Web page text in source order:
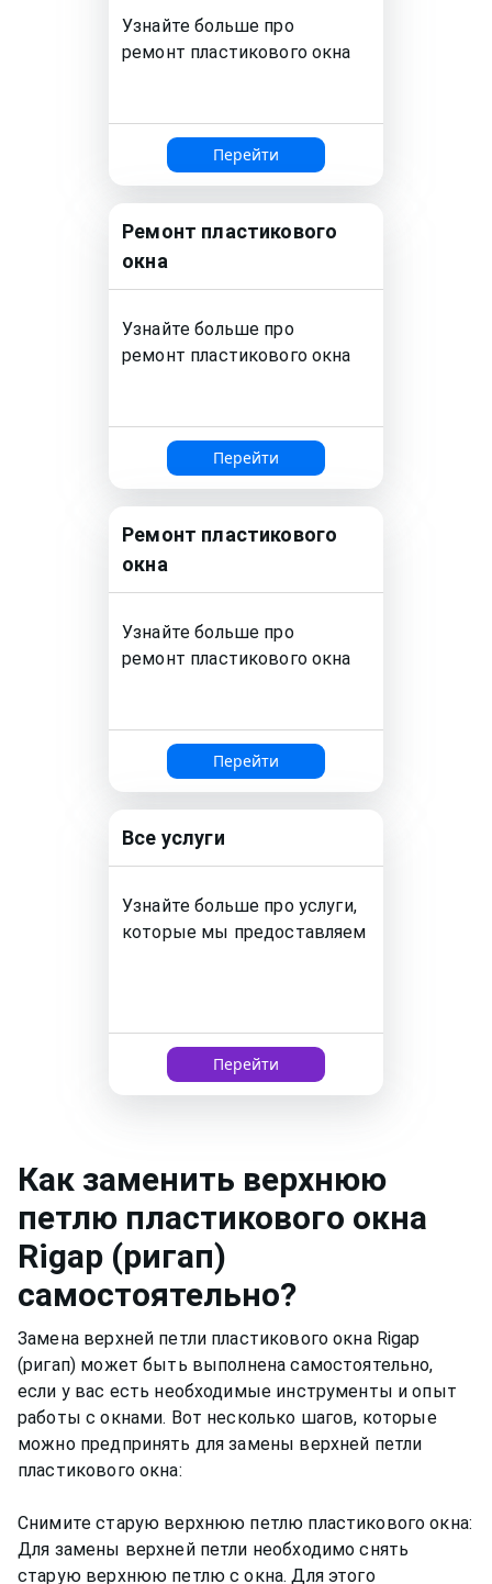
Узнайте больше про
ремонт пластикового окна
Перейти
Ремонт пластикового
окна
Узнайте больше про
ремонт пластикового окна
Перейти
Ремонт пластикового
окна
Узнайте больше про
ремонт пластикового окна
Перейти
Все услуги
Узнайте больше про услуги,
которые мы предоставляем
Перейти
Как заменить верхнюю
петлю пластикового окна
Rigap (ригап)
самостоятельно?
Замена верхней петли пластикового окна Rigap
(ригап) может быть выполнена самостоятельно,
если у вас есть необходимые инструменты и опыт
работы с окнами. Вот несколько шагов, которые
можно предпринять для замены верхней петли
пластикового окна:
Снимите старую верхнюю петлю пластикового окна:
Для замены верхней петли необходимо снять
старую верхнюю петлю с окна. Для этого